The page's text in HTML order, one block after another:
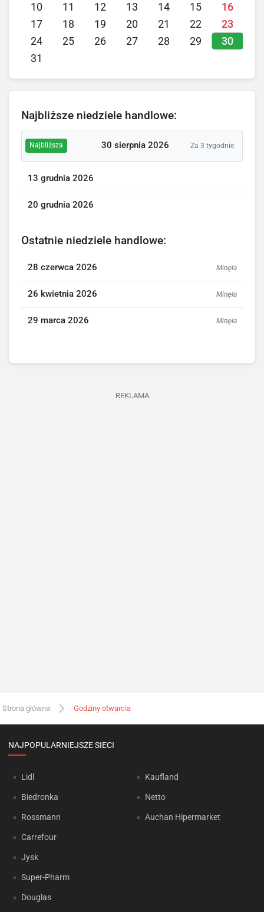
10
11 12 13 14 15
16
17
18 19 20 21 22
23
24
25 26 27 28 29 30
31
Najbliższe niedziele handlowe:
Najbliższa 30 sierpnia 2026 Za 3 tygodnie
13 grudnia 2026
20 grudnia 2026
Ostatnie niedziele handlowe:
28 czerwca 2026 Minęła
26 kwietnia 2026 Minęła
29 marca 2026 Minęła
REKLAMA
Strona główna Godziny otwarcia
NAJPOPULARNIEJSZE SIECI
Lidl
Biedronka
Rossmann
Carrefour
Jysk
Super-Pharm
Douglas
Kaufland
Netto
Auchan Hipermarket